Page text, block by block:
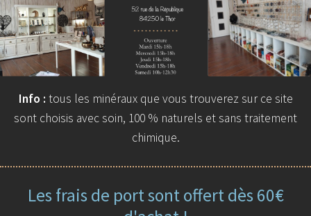
Info : tous les minéraux que vous trouverez sur ce site
sont choisis avec soin, 100 % naturels et sans traitement
chimique.
Les frais de port sont offert dès 60€